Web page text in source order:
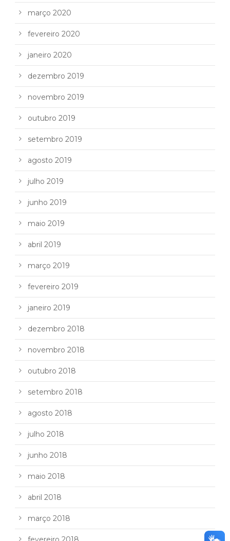
março 2020
fevereiro 2020
janeiro 2020
dezembro 2019
novembro 2019
outubro 2019
setembro 2019
agosto 2019
julho 2019
junho 2019
maio 2019
abril 2019
março 2019
fevereiro 2019
janeiro 2019
dezembro 2018
novembro 2018
outubro 2018
setembro 2018
agosto 2018
julho 2018
junho 2018
maio 2018
abril 2018
março 2018